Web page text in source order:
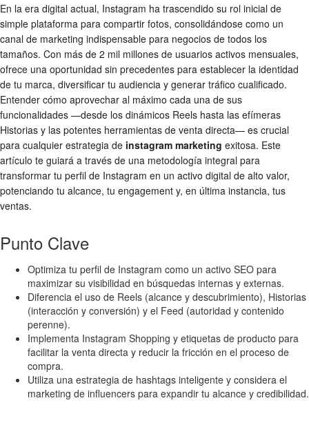
En la era digital actual, Instagram ha trascendido su rol inicial de
simple plataforma para compartir fotos, consolidándose como un
canal de marketing indispensable para negocios de todos los
tamaños. Con más de 2 mil millones de usuarios activos mensuales,
ofrece una oportunidad sin precedentes para establecer la identidad
de tu marca, diversificar tu audiencia y generar tráfico cualificado.
Entender cómo aprovechar al máximo cada una de sus
funcionalidades —desde los dinámicos Reels hasta las efímeras
Historias y las potentes herramientas de venta directa— es crucial
para cualquier estrategia de instagram marketing exitosa. Este
artículo te guiará a través de una metodología integral para
transformar tu perfil de Instagram en un activo digital de alto valor,
potenciando tu alcance, tu engagement y, en última instancia, tus
ventas.
Punto Clave
Optimiza tu perfil de Instagram como un activo SEO para
maximizar su visibilidad en búsquedas internas y externas.
Diferencia el uso de Reels (alcance y descubrimiento), Historias
(interacción y conversión) y el Feed (autoridad y contenido
perenne).
Implementa Instagram Shopping y etiquetas de producto para
facilitar la venta directa y reducir la fricción en el proceso de
compra.
Utiliza una estrategia de hashtags inteligente y considera el
marketing de influencers para expandir tu alcance y credibilidad.